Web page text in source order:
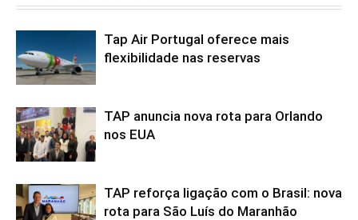
Tap Air Portugal oferece mais
flexibilidade nas reservas
TAP anuncia nova rota para Orlando
nos EUA
TAP reforça ligação com o Brasil: nova
rota para São Luís do Maranhão